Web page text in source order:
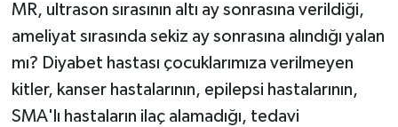
MR, ultrason sırasının altı ay sonrasına verildiği,
ameliyat sırasında sekiz ay sonrasına alındığı yalan
mı? Diyabet hastası çocuklarımıza verilmeyen
kitler, kanser hastalarının, epilepsi hastalarının,
SMA'lı hastaların ilaç alamadığı, tedavi